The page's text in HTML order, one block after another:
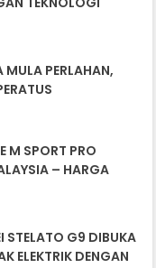
MULA PERLAHAN,
M SPORT PRO
– HARGA
STELATO G9 DIBUKA
ELEKTRIK DENGAN